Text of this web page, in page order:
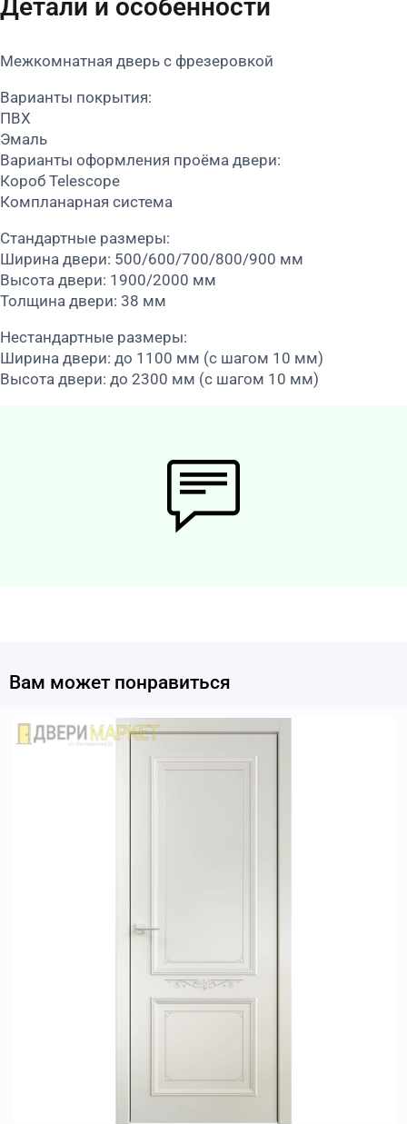
Детали и особенности
Межкомнатная дверь с фрезеровкой
Варианты покрытия:
ПВХ
Эмаль
Варианты оформления проёма двери:
Короб Telescope
Компланарная система
Стандартные размеры:
Ширина двери: 500/600/700/800/900 мм
Высота двери: 1900/2000 мм
Толщина двери: 38 мм
Нестандартные размеры:
Ширина двери: до 1100 мм (с шагом 10 мм)
Высота двери: до 2300 мм (с шагом 10 мм)
Вам может понравиться